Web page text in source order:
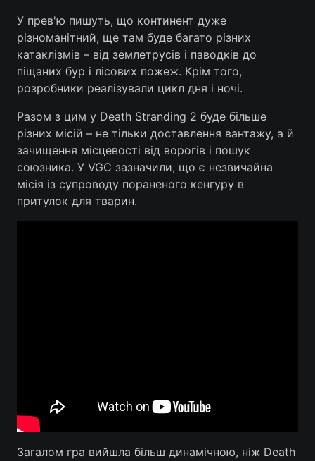
Цікавинки Погода
Екологія Регіони
Відео з Youtube Статті
Інтерв'ю Думки
Архів
Тема оформлення
У прев'ю пишуть, що континент дуже
різноманітний, ще там буде багато різних
катаклізмів – від землетрусів і паводків до
піщаних бур і лісових пожеж. Крім того,
розробники реалізували цикл дня і ночі.
Разом з цим у Death Stranding 2 буде більше
різних місій – не тільки доставлення вантажу, а й
зачищення місцевості від ворогів і пошук
союзника. У VGC зазначили, що є незвичайна
місія із супроводу пораненого кенгуру в
притулок для тварин.
Загалом гра вийшла більш динамічною, ніж Death